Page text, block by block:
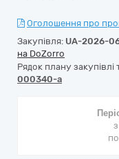
Оголошення про
Закупівля: UA-2026-
на DoZorro
Рядок плану
000340-a